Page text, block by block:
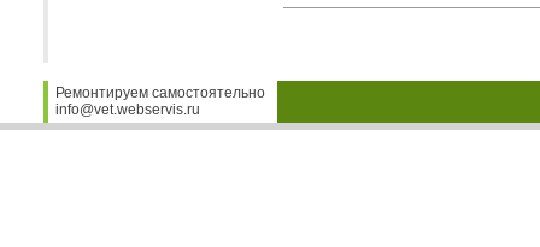
Ремонтируем самостоятельно
info@vet.webservis.ru